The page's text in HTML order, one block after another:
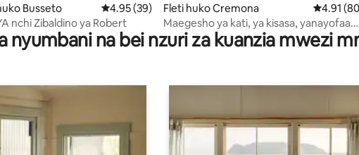
Busseto Ukadiriaji wa wastani wa 4.95 kati ya 5, tathmini 39
4.95 (39)
nchi Zibaldino ya Robert
Fleti huko Cremona
4.91
Maegesho ya kati, ya kisasa, yanayofaa.
Cream Loft
nyumbani na bei nzuri za kuanzia mwezi